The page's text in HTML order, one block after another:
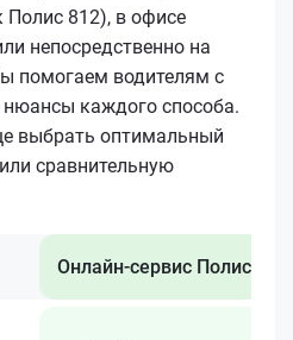
Полис 812), в офисе
непосредственно на
помогаем водителям с
нюансы каждого способа.
выбрать оптимальный
сравнительную
Онлайн-сервис Полис 812